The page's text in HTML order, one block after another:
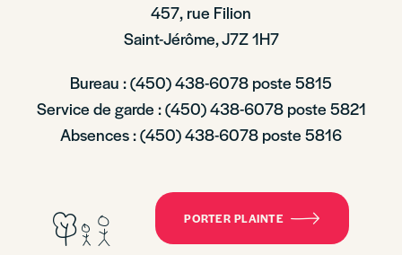
457, rue Filion
Saint-Jérôme, J7Z 1H7
Bureau : (450) 438-6078 poste 5815
Service de garde : (450) 438-6078 poste 5821
Absences : (450) 438-6078 poste 5816
PORTER PLAINTE